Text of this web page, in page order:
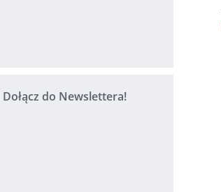
Dołącz do Newslettera!